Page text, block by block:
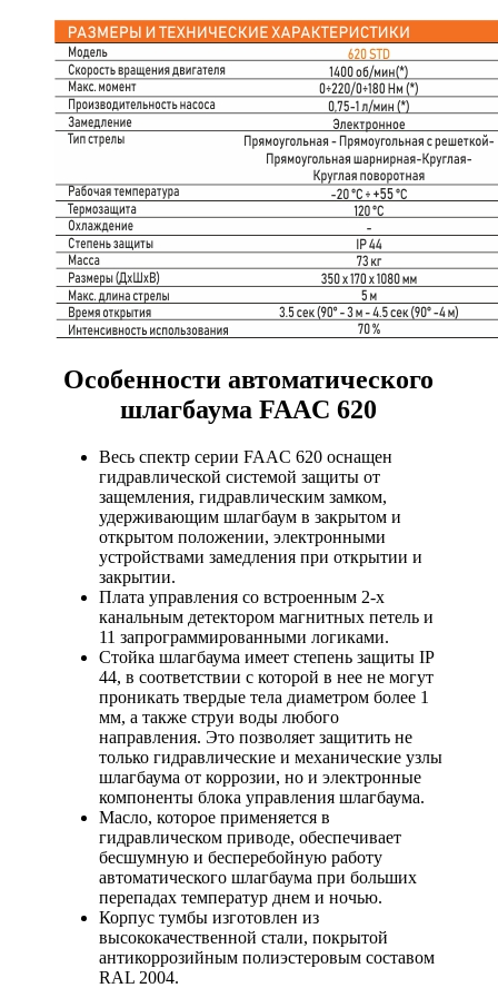
Особенности автоматического
шлагбаума FAAC 620
Весь спектр серии FAAC 620 оснащен
гидравлической системой защиты от
защемления, гидравлическим замком,
удерживающим шлагбаум в закрытом и
открытом положении, электронными
устройствами замедления при открытии и
закрытии.
Плата управления со встроенным 2-х
канальным детектором магнитных петель и
11 запрограммированными логиками.
Стойка шлагбаума имеет степень защиты IP
44, в соответствии с которой в нее не могут
проникать твердые тела диаметром более 1
мм, а также струи воды любого
направления. Это позволяет защитить не
только гидравлические и механические узлы
шлагбаума от коррозии, но и электронные
компоненты блока управления шлагбаума.
Масло, которое применяется в
гидравлическом приводе, обеспечивает
бесшумную и бесперебойную работу
автоматического шлагбаума при больших
перепадах температур днем и ночью.
Корпус тумбы изготовлен из
высококачественной стали, покрытой
антикоррозийным полиэстеровым составом
RAL 2004.